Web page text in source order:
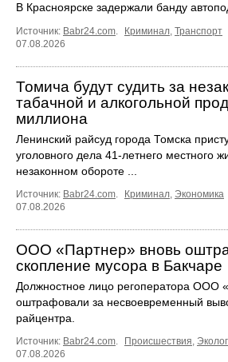
В Красноярске задержали банду
Источник: Babr24.com Криминал Транспорт
07.08.2026
Томича будут судить за
табачной и алкогольной
миллиона
Ленинский райсуд города Томска
уголовного дела 41-летнего местного
незаконном обороте ...
Источник: Babr24.com Криминал Экономика
07.08.2026
ООО «Партнер» вновь
скопление мусора в Бакчаре
Должностное лицо регоператора ООО
оштрафовали за несвоевременный
райцентра.
Источник: Babr24.com Происшествия
07.08.2026